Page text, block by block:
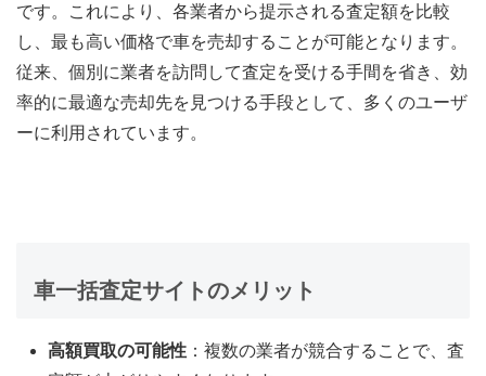
です。これにより、各業者から提示される査定額を比較
し、最も高い価格で車を売却することが可能となります。
従来、個別に業者を訪問して査定を受ける手間を省き、効
率的に最適な売却先を見つける手段として、多くのユーザ
ーに利用されています。
車一括査定サイトのメリット
高額買取の可能性 ：複数の業者が競合することで、査